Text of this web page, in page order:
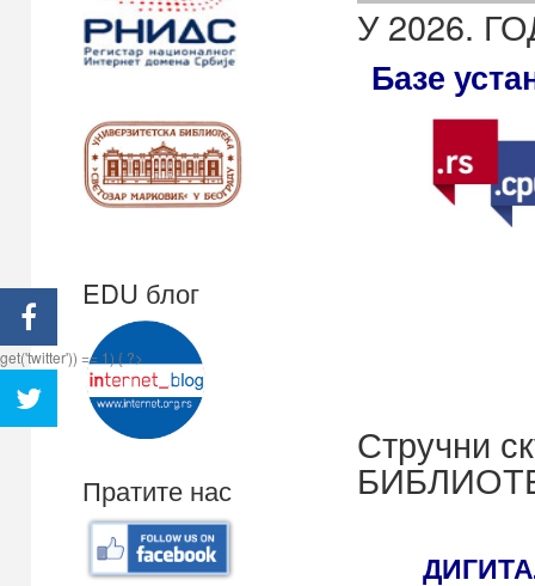
EDU блог
Пратите нас
get('twitter')) == 1) { ?>
У 2026.
Базе
Стручни